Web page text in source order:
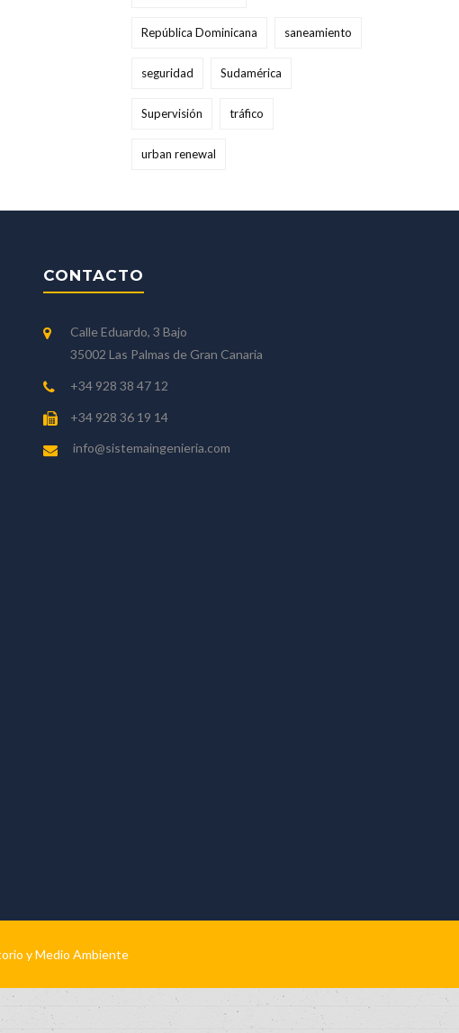
República Dominicana saneamiento
seguridad Sudamérica
Supervisión tráfico
urban renewal
CONTACTO
Calle Eduardo, 3 Bajo
35002 Las Palmas de Gran Canaria
+34 928 38 47 12
+34 928 36 19 14
info@sistemaingenieria.com
y Medio Ambiente